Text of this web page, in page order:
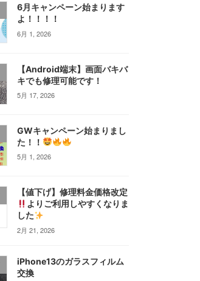
6月キャンペーン始まります
よ！！！！
6月 1, 2026
【Android端末】画面バキバ
キでも修理可能です！
5月 17, 2026
GWキャンペーン始まりまし
た！！
5月 1, 2026
【値下げ】修理料金価格改定
よりご利用しやすくなりま
した
2月 21, 2026
iPhone13のガラスフィルム
交換